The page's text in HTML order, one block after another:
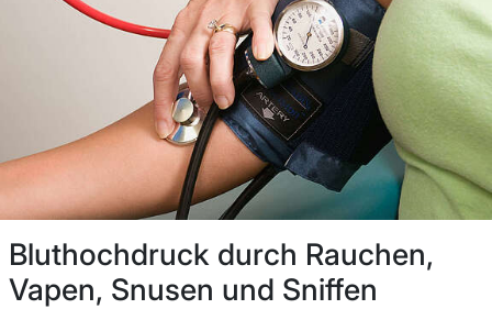
Bluthochdruck durch Rauchen,
Vapen, Snusen und Sniffen